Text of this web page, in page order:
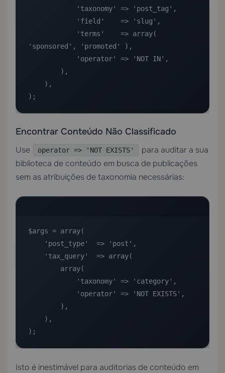
'sponsored', 'promoted' ),
);
Encontrar Conteúdo Não Classificado
Use operator => 'NOT EXISTS'
para auditar a sua
biblioteca de conteúdo em busca de publicações
sem as atribuições de taxonomia necessárias:
$args = array(
);
Isto é inestimável para auditorias de conteúdo em